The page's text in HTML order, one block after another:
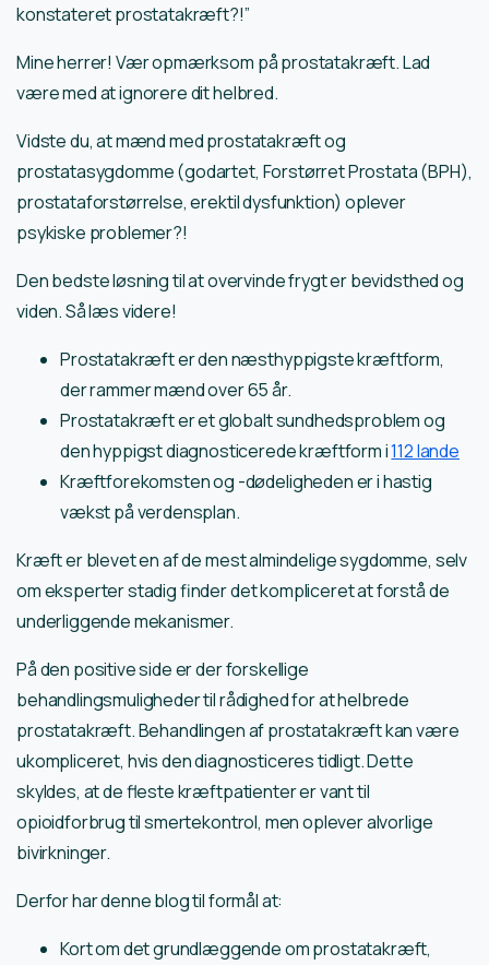
konstateret prostatakræft?!”
Mine herrer! Vær opmærksom på prostatakræft. Lad
være med at ignorere dit helbred.
Vidste du, at mænd med prostatakræft og
prostatasygdomme (godartet, Forstørret Prostata (BPH),
prostataforstørrelse, erektil dysfunktion) oplever
psykiske problemer?!
Den bedste løsning til at overvinde frygt er bevidsthed og
viden. Så læs videre!
Prostatakræft er den næsthyppigste kræftform,
der rammer mænd over 65 år.
Prostatakræft er et globalt sundhedsproblem og
den hyppigst diagnosticerede kræftform i112 lande
Kræftforekomsten og -dødeligheden er i hastig
vækst på verdensplan.
Kræft er blevet en af de mest almindelige sygdomme, selv
om eksperter stadig finder det kompliceret at forstå de
underliggende mekanismer.
På den positive side er der forskellige
behandlingsmuligheder til rådighed for at helbrede
prostatakræft. Behandlingen af prostatakræft kan være
ukompliceret, hvis den diagnosticeres tidligt. Dette
skyldes, at de fleste kræftpatienter er vant til
opioidforbrug til smertekontrol, men oplever alvorlige
bivirkninger.
Derfor har denne blog til formål at:
Kort om det grundlæggende om prostatakræft,